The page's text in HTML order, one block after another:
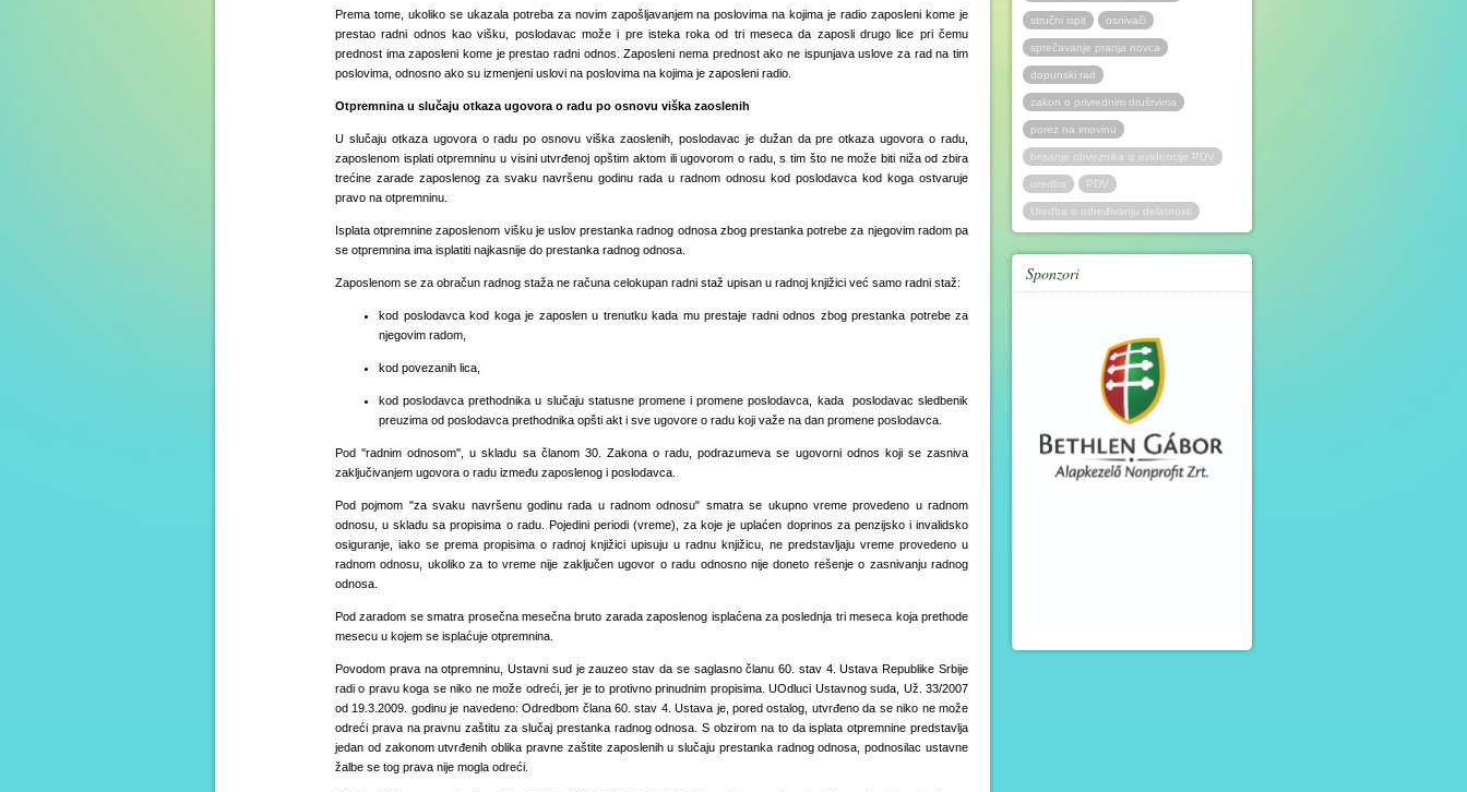
Prema tome, ukoliko se ukazala potreba za novim zapošljavanjem na poslovima na kojima je radio zaposleni kome je
prestao radni odnos kao višku, poslodavac može i pre isteka roka od tri meseca da zaposli drugo lice pri čemu
prednost ima zaposleni kome je prestao radni odnos. Zaposleni nema prednost ako ne ispunjava uslove za rad na tim
poslovima, odnosno ako su izmenjeni uslovi na poslovima na kojima je zaposleni radio.
Otpremnina u slučaju otkaza ugovora o radu po osnovu viška zaoslenih
U slučaju otkaza ugovora o radu po osnovu viška zaoslenih, poslodavac je dužan da pre otkaza ugovora o radu,
zaposlenom isplati otpremninu u visini utvrđenoj opštim aktom ili ugovorom o radu, s tim što ne može biti niža od zbira
trećine zarade zaposlenog za svaku navršenu godinu rada u radnom odnosu kod poslodavca kod koga ostvaruje
pravo na otpremninu.
Isplata otpremnine zaposlenom višku je uslov prestanka radnog odnosa zbog prestanka potrebe za njegovim radom pa
se otpremnina ima isplatiti najkasnije do prestanka radnog odnosa.
Zaposlenom se za obračun radnog staža ne računa celokupan radni staž upisan u radnoj knjižici već samo radni staž:
kod poslodavca kod koga je zaposlen u trenutku kada mu prestaje radni odnos zbog prestanka potrebe za
njegovim radom,
kod povezanih lica,
kod poslodavca prethodnika u slučaju statusne promene i promene poslodavca, kada poslodavac sledbenik
preuzima od poslodavca prethodnika opšti akt i sve ugovore o radu koji važe na dan promene poslodavca.
Pod ''radnim odnosom'', u skladu sa članom 30. Zakona o radu, podrazumeva se ugovorni odnos koji se zasniva
zaključivanjem ugovora o radu između zaposlenog i poslodavca.
Pod pojmom "za svaku navršenu godinu rada u radnom odnosu" smatra se ukupno vreme provedeno u radnom
odnosu, u skladu sa propisima o radu. Pojedini periodi (vreme), za koje je uplaćen doprinos za penzijsko i invalidsko
osiguranje, iako se prema propisima o radnoj knjižici upisuju u radnu knjižicu, ne predstavljaju vreme provedeno u
radnom odnosu, ukoliko za to vreme nije zaključen ugovor o radu odnosno nije doneto rešenje o zasnivanju radnog
odnosa.
Pod zaradom se smatra prosečna mesečna bruto zarada zaposlenog isplaćena za poslednja tri meseca koja prethode
mesecu u kojem se isplaćuje otpremnina.
Povodom prava na otpremninu, Ustavni sud je zauzeo stav da se saglasno članu 60. stav 4. Ustava Republike Srbije
radi o pravu koga se niko ne može odreći, jer je to protivno prinudnim propisima. UOdluci Ustavnog suda, Už. 33/2007
od 19.3.2009. godinu je navedeno: Odredbom člana 60. stav 4. Ustava je, pored ostalog, utvrđeno da se niko ne može
odreći prava na pravnu zaštitu za slučaj prestanka radnog odnosa. S obzirom na to da isplata otpremnine predstavlja
jedan od zakonom utvrđenih oblika pravne zaštite zaposlenih u slučaju prestanka radnog odnosa, podnosilac ustavne
žalbe se tog prava nije mogla odreći.
stručni ispit osnivači
sprečavanje pranja novca
dopunski rad
zakon o privrednim društvima
porez na imovinu
brisanje obveznika iz evidencije PDV
uredba PDV
Uredba o određivanju delatnosti
Sponzori